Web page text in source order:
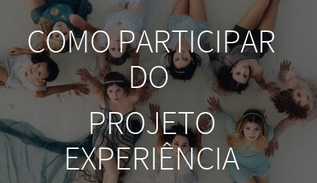
COMO PARTICIPAR
DO
PROJETO
EXPERIÊNCIA